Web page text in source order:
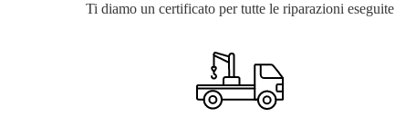
Ti diamo un certificato per tutte le riparazioni eseguite